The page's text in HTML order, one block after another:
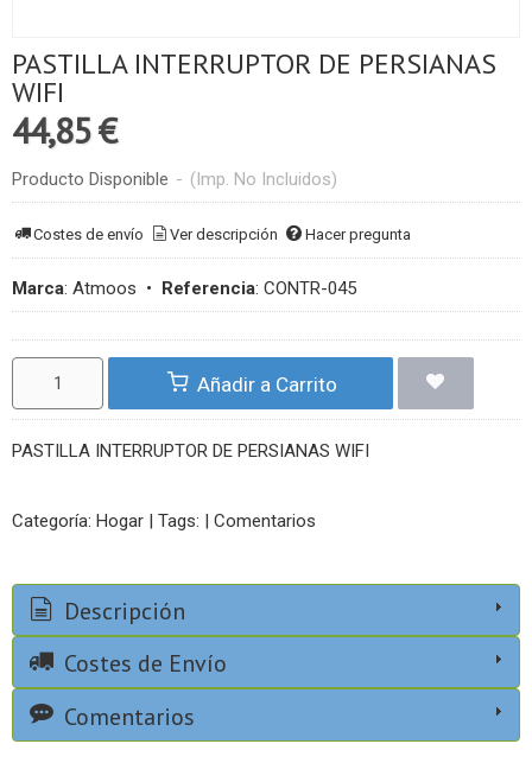
PASTILLA INTERRUPTOR DE PERSIANAS
WIFI
44,85 €
Producto Disponible - (Imp. No Incluidos)
Costes de envío Ver descripción Hacer pregunta
Marca: Atmoos • Referencia: CONTR-045
Añadir a Carrito
PASTILLA INTERRUPTOR DE PERSIANAS WIFI
Categoría: Hogar | Tags: | Comentarios
Descripción
Costes de Envío
Comentarios